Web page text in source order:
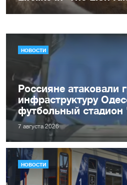
НОВОСТИ
Россияне атаковали
инфраструктуру
футбольный
7 августа 2026
НОВОСТИ